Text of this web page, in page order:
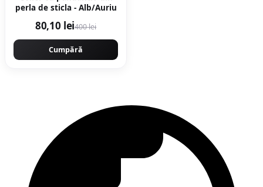
perla de sticla - Alb/Auriu
80,10 lei400 lei
Cumpără